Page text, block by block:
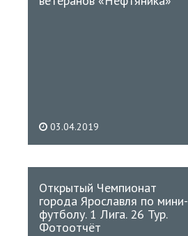
03.04.2019
Открытый Чемпионат
города Ярославля по мини-
футболу. 1 Лига. 26 Тур.
Фотоотчёт